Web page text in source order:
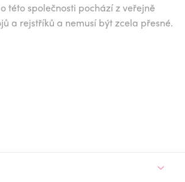
této společnosti pochází z veřejně
a rejstříků a nemusí být zcela přesné.